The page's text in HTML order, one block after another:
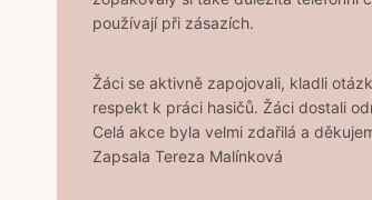
používají při zásazích.
Žáci se aktivně zapojovali, kladli
respekt k práci hasičů. Žáci dostali
Celá akce byla velmi zdařilá a
Zapsala Tereza Malínková